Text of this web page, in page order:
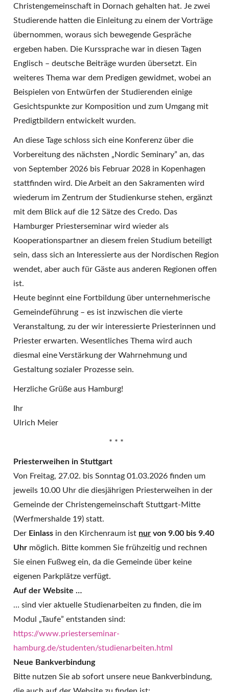
Christengemeinschaft in Dornach gehalten hat. Je zwei
Studierende hatten die Einleitung zu einem der Vorträge
übernommen, woraus sich bewegende Gespräche
ergeben haben. Die Kurssprache war in diesen Tagen
Englisch – deutsche Beiträge wurden übersetzt. Ein
weiteres Thema war dem Predigen gewidmet, wobei an
Beispielen von Entwürfen der Studierenden einige
Gesichtspunkte zur Komposition und zum Umgang mit
Predigtbildern entwickelt wurden.
An diese Tage schloss sich eine Konferenz über die
Vorbereitung des nächsten „Nordic Seminary” an, das
von September 2026 bis Februar 2028 in Kopenhagen
stattfinden wird. Die Arbeit an den Sakramenten wird
wiederum im Zentrum der Studienkurse stehen, ergänzt
mit dem Blick auf die 12 Sätze des Credo. Das
Hamburger Priesterseminar wird wieder als
Kooperationspartner an diesem freien Studium beteiligt
sein, dass sich an Interessierte aus der Nordischen Region
wendet, aber auch für Gäste aus anderen Regionen offen
ist.
Heute beginnt eine Fortbildung über unternehmerische
Gemeindeführung – es ist inzwischen die vierte
Veranstaltung, zu der wir interessierte Priesterinnen und
Priester erwarten. Wesentliches Thema wird auch
diesmal eine Verstärkung der Wahrnehmung und
Gestaltung sozialer Prozesse sein.
Herzliche Grüße aus Hamburg!
Ihr
Ulrich Meier
* * *
Priesterweihen in Stuttgart
Von Freitag, 27.02. bis Sonntag 01.03.2026 finden um
jeweils 10.00 Uhr die diesjährigen Priesterweihen in der
Gemeinde der Christengemeinschaft Stuttgart-Mitte
(Werfmershalde 19) statt.
Der Einlass in den Kirchenraum ist nur von 9.00 bis 9.40
Uhr möglich. Bitte kommen Sie frühzeitig und rechnen
Sie einen Fußweg ein, da die Gemeinde über keine
eigenen Parkplätze verfügt.
Auf der Website …
… sind vier aktuelle Studienarbeiten zu finden, die im
Modul „Taufe” entstanden sind:
https://www.priesterseminar-
hamburg.de/studenten/studienarbeiten.html
Neue Bankverbindung
Bitte nutzen Sie ab sofort unsere neue Bankverbindung,